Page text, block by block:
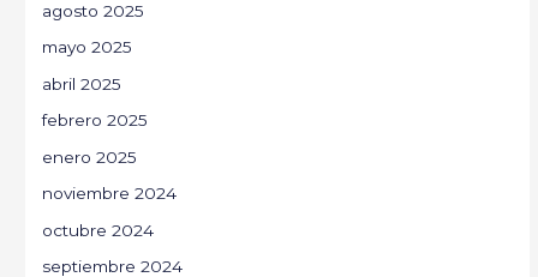
agosto 2025
mayo 2025
abril 2025
febrero 2025
enero 2025
noviembre 2024
octubre 2024
septiembre 2024